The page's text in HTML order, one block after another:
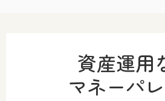
資産運用
マネーパ